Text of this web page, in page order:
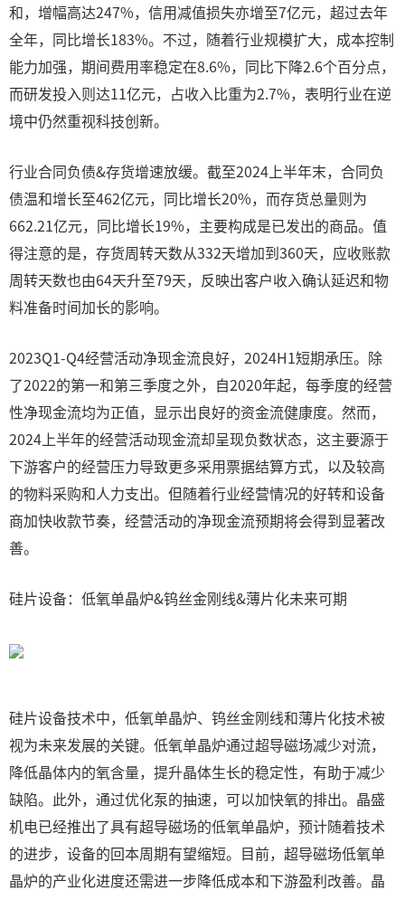
和，增幅高达247%，信用减值损失亦增至7亿元，超过去年
全年，同比增长183%。不过，随着行业规模扩大，成本控制
能力加强，期间费用率稳定在8.6%，同比下降2.6个百分点，
而研发投入则达11亿元，占收入比重为2.7%，表明行业在逆
境中仍然重视科技创新。
行业合同负债&存货增速放缓。截至2024上半年末，合同负
债温和增长至462亿元，同比增长20%，而存货总量则为
662.21亿元，同比增长19%，主要构成是已发出的商品。值
得注意的是，存货周转天数从332天增加到360天，应收账款
周转天数也由64天升至79天，反映出客户收入确认延迟和物
料准备时间加长的影响。
2023Q1-Q4经营活动净现金流良好，2024H1短期承压。除
了2022的第一和第三季度之外，自2020年起，每季度的经营
性净现金流均为正值，显示出良好的资金流健康度。然而，
2024上半年的经营活动现金流却呈现负数状态，这主要源于
下游客户的经营压力导致更多采用票据结算方式，以及较高
的物料采购和人力支出。但随着行业经营情况的好转和设备
商加快收款节奏，经营活动的净现金流预期将会得到显著改
善。
硅片设备：低氧单晶炉&钨丝金刚线&薄片化未来可期
硅片设备技术中，低氧单晶炉、钨丝金刚线和薄片化技术被
视为未来发展的关键。低氧单晶炉通过超导磁场减少对流，
降低晶体内的氧含量，提升晶体生长的稳定性，有助于减少
缺陷。此外，通过优化泵的抽速，可以加快氧的排出。晶盛
机电已经推出了具有超导磁场的低氧单晶炉，预计随着技术
的进步，设备的回本周期有望缩短。目前，超导磁场低氧单
晶炉的产业化进度还需进一步降低成本和下游盈利改善。晶